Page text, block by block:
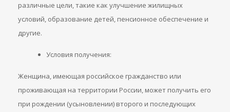
различные цели, такие как улучшение жилищных
условий, образование детей, пенсионное обеспечение и
другие.
Условия получения:
Женщина, имеющая российское гражданство или
проживающая на территории России, может получить его
при рождении (усыновлении) второго и последующих